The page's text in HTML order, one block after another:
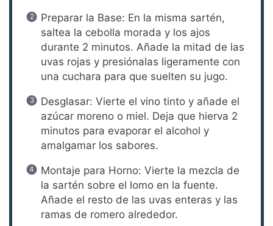
Preparar la Base: En la misma sartén,
saltea la cebolla morada y los ajos
durante 2 minutos. Añade la mitad de las
uvas rojas y presiónalas ligeramente con
una cuchara para que suelten su jugo.
Desglasar: Vierte el vino tinto y añade el
azúcar moreno o miel. Deja que hierva 2
minutos para evaporar el alcohol y
amalgamar los sabores.
Montaje para Horno: Vierte la mezcla de
la sartén sobre el lomo en la fuente.
Añade el resto de las uvas enteras y las
ramas de romero alrededor.